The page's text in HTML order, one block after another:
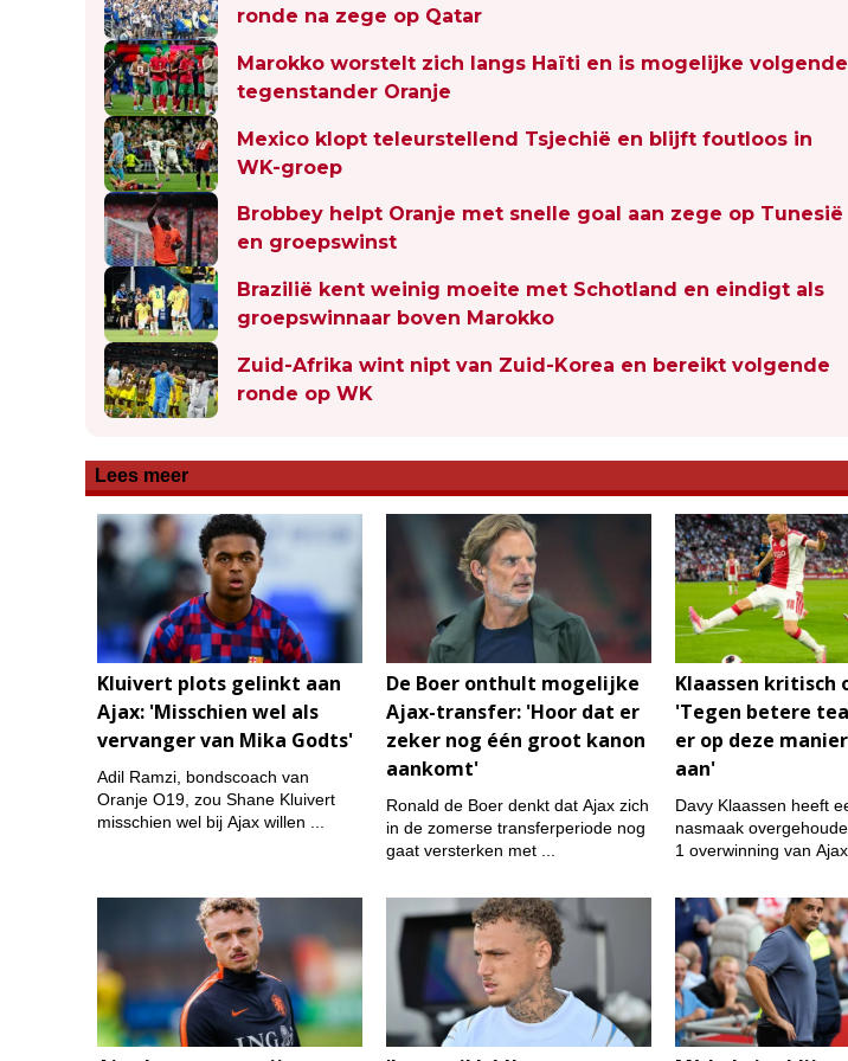
ronde na zege op Qatar
Marokko worstelt zich langs Haïti en is mogelijke volgende
tegenstander Oranje
Mexico klopt teleurstellend Tsjechië en blijft foutloos in
WK-groep
Brobbey helpt Oranje met snelle goal aan zege op Tunesië
en groepswinst
Brazilië kent weinig moeite met Schotland en eindigt als
groepswinnaar boven Marokko
Zuid-Afrika wint nipt van Zuid-Korea en bereikt volgende
ronde op WK